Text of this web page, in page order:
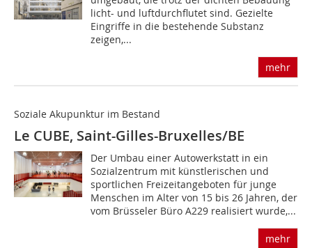
licht- und luftdurchflutet sind. Gezielte
Eingriffe in die bestehende Substanz
zeigen,...
mehr
Soziale Akupunktur im Bestand
Le CUBE, Saint-Gilles-Bruxelles/BE
Der Umbau einer Autowerkstatt in ein
Sozialzentrum mit künstlerischen und
sportlichen Freizeitangeboten für junge
Menschen im Alter von 15 bis 26 Jahren, der
vom Brüsseler Büro A229 realisiert wurde,...
mehr